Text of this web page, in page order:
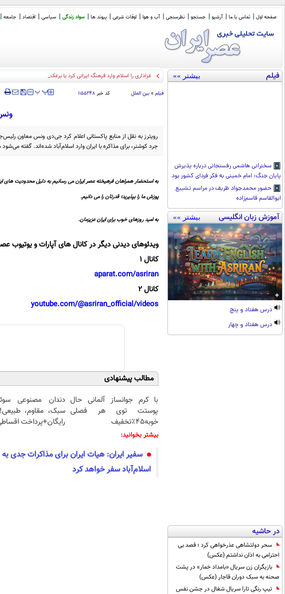
صفحه اول تماس با ما آرشیو جستجو نظرسنجی آب و هوا اوقات شرعی پیوند ها سواد زندگی سیاسی اقتصاد جامعه
فیلم بیشتر »»
سخنرانی هاشمی رفسنجانی درباره پذیرش
پایان جنگ: امام خمینی به فکر فردای کشور بود
حضور محمدجواد ظریف در مراسم تشییع
ابوالقاسم قاسم‌زاده
آموزش زبان انگلیسی بیشتر »»
درس هفتاد و پنج
درس هفتاد و چهار
در حاشیه
سحر دولتشاهی عذرخواهی کرد ؛ قصد بی
احترامی به اذان نداشتم (عکس)
بازیگران زن سریال «بامداد خمار» در پشت
صحنه به سبک دوران قاجار (عکس)
تیپ رنگی تارا سریال شغال در جشن نفس
عزاداری را اسلام وارد فرهنگ ایرانی کرد یا برعکس؟
فیلم » بین الملل کد خبر ۱۱۵۵۲۴۸ ‍‍‍ پپ
رویترز به نقل از منابع پاکستانی اعلام کرد جی‌دی ونس معاون
جرد کوشنر، برای مذاکره با ایران وارد اسلام‌آباد شده‌اند. گفته
به استحضار همراهان فرهیخته عصر ایران می رسانیم به دلیل محدودیت های
پوزش ما را بپذیرید؛ قدرتان را می دانیم.
به امید روزهای خوب برای ایران عزیزمان.
ویدئوهای دیدنی دیگر در کانال های آپارات و یوتیوب
کانال 1
aparat.com/asriran
کانال 2
youtube.com/@asriran_official/videos
مطالب پیشنهادی
با کرم جوانساز آلمانی حال
پوستت توی هر فصلی
خوبه۴۵٪تخفیف
دندان مصنوعی
سبک، مقاوم،
رایگان+پرداخت
بیشتر بخوانید:
سفیر ایران: هیات ایران برای مذاکرات جدی به
اسلام‌آباد سفر خواهد کرد